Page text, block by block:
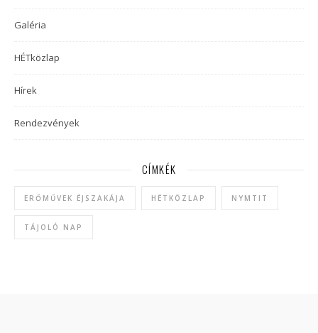
Galéria
HÉTközlap
Hírek
Rendezvények
CÍMKÉK
ERŐMŰVEK ÉJSZAKÁJA HÉTKÖZLAP NYMTIT
TÁJOLÓ NAP